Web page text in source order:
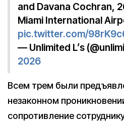
and Davana Cochran,
Miami International
pic.twitter.com/
— Unlimited L’s
2026
Всем трем были
незаконном
сопротивление